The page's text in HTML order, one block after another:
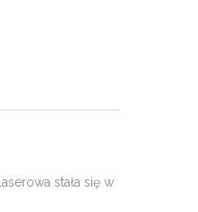
stała się w